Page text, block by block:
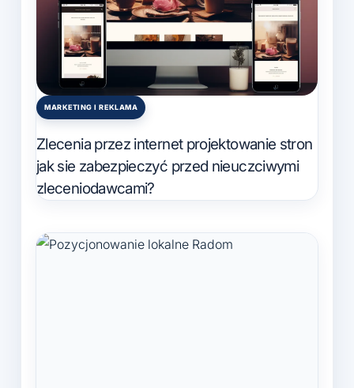
Posted
MARKETING I REKLAMA
Zlecenia przez internet projektowanie stron
jak sie zabezpieczyć przed nieuczciwymi
zleceniodawcami?